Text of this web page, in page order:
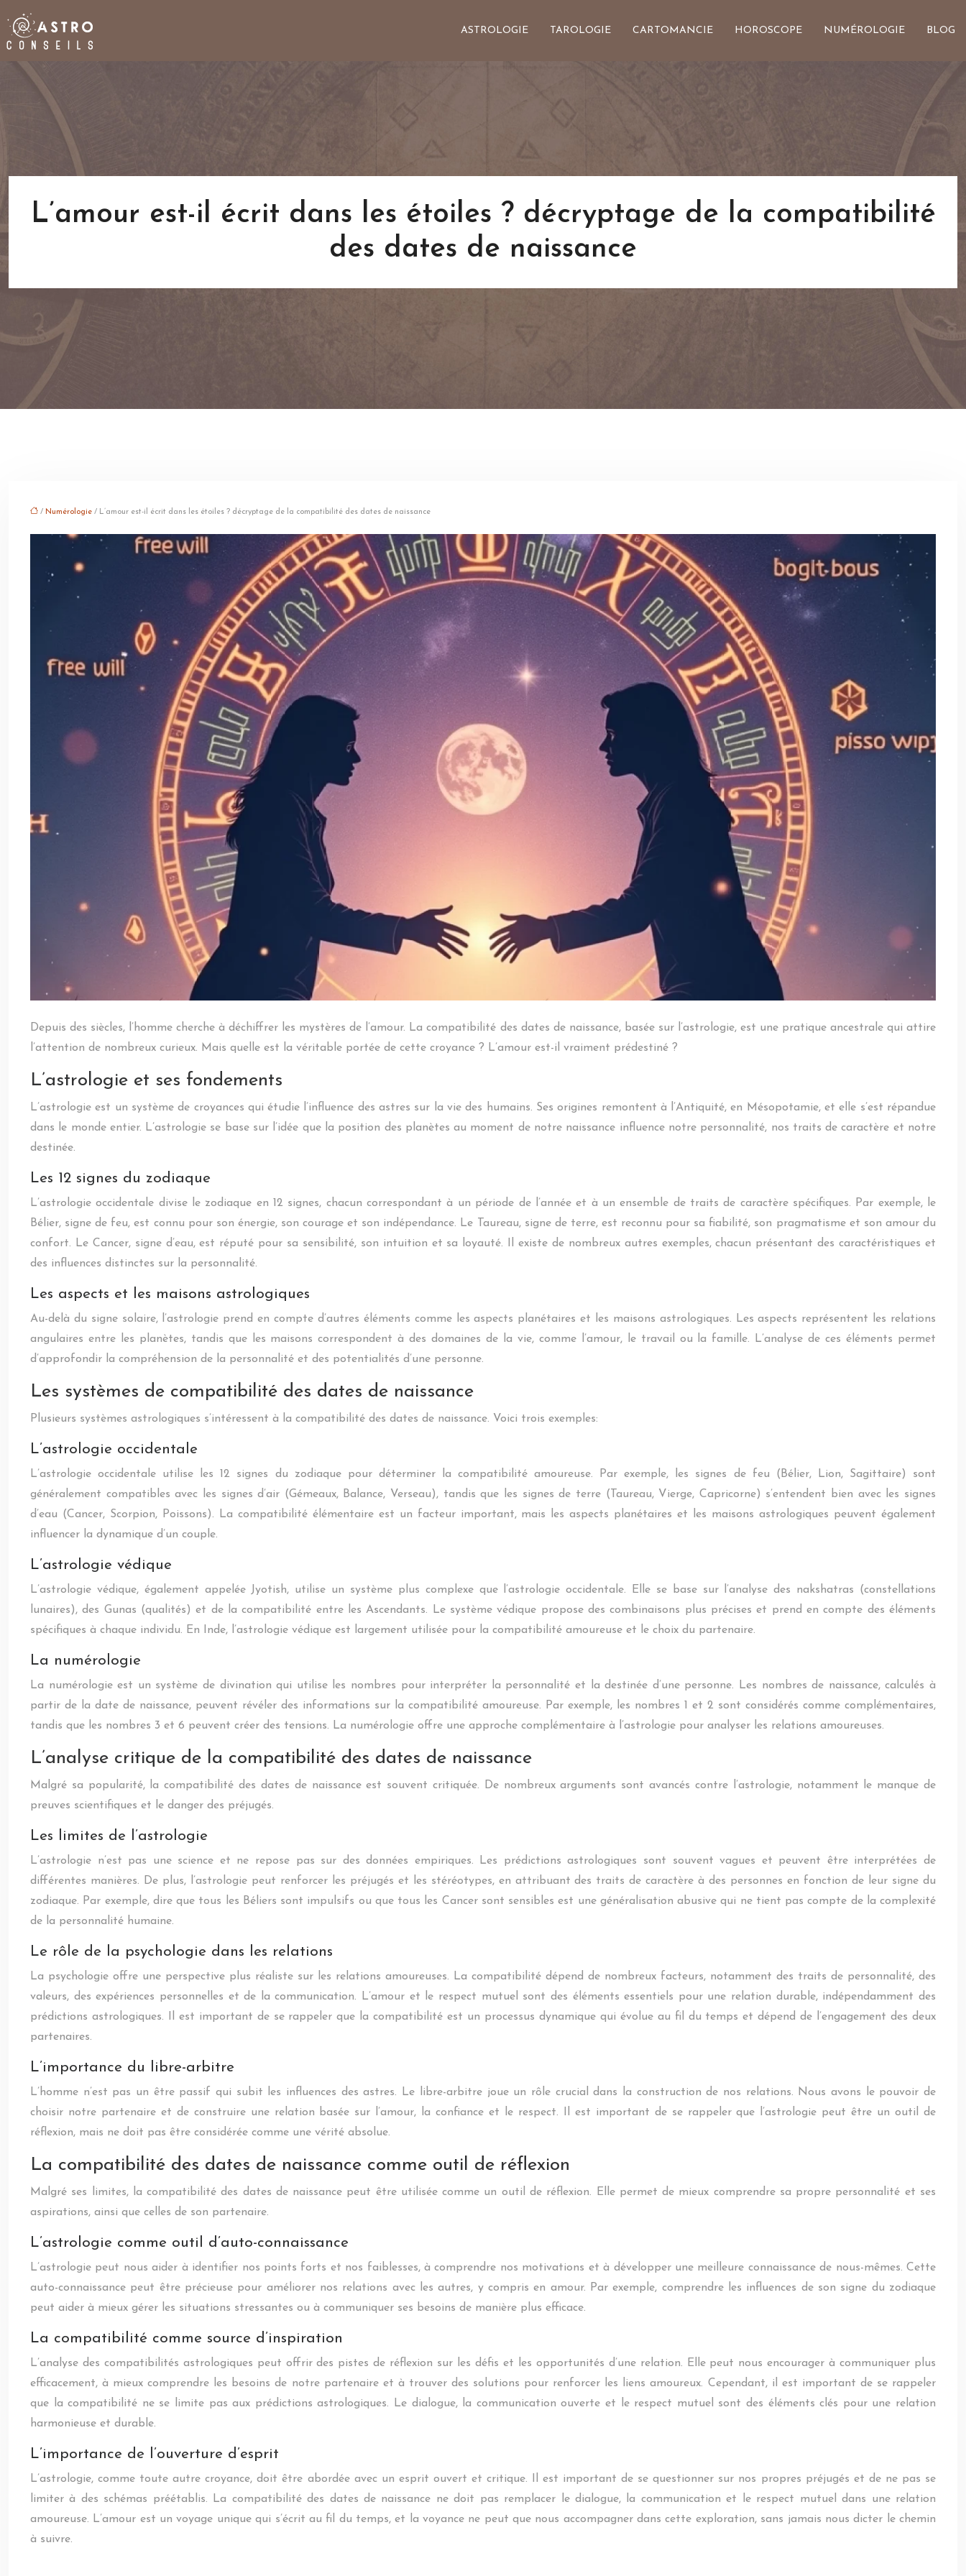
ASTROLOGIE TAROLOGIE CARTOMANCIE HOROSCOPE NUMÉROLOGIE BLOG
L’amour est-il écrit dans les étoiles ? décryptage de la compatibilité
des dates de naissance
/ Numérologie / L’amour est-il écrit dans les étoiles ? décryptage de la compatibilité des dates de naissance
Depuis des siècles, l’homme cherche à déchiffrer les mystères de l’amour. La compatibilité des dates de naissance, basée sur l’astrologie, est une pratique ancestrale qui attire
l’attention de nombreux curieux. Mais quelle est la véritable portée de cette croyance ? L’amour est-il vraiment prédestiné ?
L’astrologie et ses fondements
L’astrologie est un système de croyances qui étudie l’influence des astres sur la vie des humains. Ses origines remontent à l’Antiquité, en Mésopotamie, et elle s’est répandue
dans le monde entier. L’astrologie se base sur l’idée que la position des planètes au moment de notre naissance influence notre personnalité, nos traits de caractère et notre
destinée.
Les 12 signes du zodiaque
L’astrologie occidentale divise le zodiaque en 12 signes, chacun correspondant à un période de l’année et à un ensemble de traits de caractère spécifiques. Par exemple, le
Bélier, signe de feu, est connu pour son énergie, son courage et son indépendance. Le Taureau, signe de terre, est reconnu pour sa fiabilité, son pragmatisme et son amour du
confort. Le Cancer, signe d’eau, est réputé pour sa sensibilité, son intuition et sa loyauté. Il existe de nombreux autres exemples, chacun présentant des caractéristiques et
des influences distinctes sur la personnalité.
Les aspects et les maisons astrologiques
Au-delà du signe solaire, l’astrologie prend en compte d’autres éléments comme les aspects planétaires et les maisons astrologiques. Les aspects représentent les relations
angulaires entre les planètes, tandis que les maisons correspondent à des domaines de la vie, comme l’amour, le travail ou la famille. L’analyse de ces éléments permet
d’approfondir la compréhension de la personnalité et des potentialités d’une personne.
Les systèmes de compatibilité des dates de naissance
Plusieurs systèmes astrologiques s’intéressent à la compatibilité des dates de naissance. Voici trois exemples:
L’astrologie occidentale
L’astrologie occidentale utilise les 12 signes du zodiaque pour déterminer la compatibilité amoureuse. Par exemple, les signes de feu (Bélier, Lion, Sagittaire) sont
généralement compatibles avec les signes d’air (Gémeaux, Balance, Verseau), tandis que les signes de terre (Taureau, Vierge, Capricorne) s’entendent bien avec les signes
d’eau (Cancer, Scorpion, Poissons). La compatibilité élémentaire est un facteur important, mais les aspects planétaires et les maisons astrologiques peuvent également
influencer la dynamique d’un couple.
L’astrologie védique
L’astrologie védique, également appelée Jyotish, utilise un système plus complexe que l’astrologie occidentale. Elle se base sur l’analyse des nakshatras (constellations
lunaires), des Gunas (qualités) et de la compatibilité entre les Ascendants. Le système védique propose des combinaisons plus précises et prend en compte des éléments
spécifiques à chaque individu. En Inde, l’astrologie védique est largement utilisée pour la compatibilité amoureuse et le choix du partenaire.
La numérologie
La numérologie est un système de divination qui utilise les nombres pour interpréter la personnalité et la destinée d’une personne. Les nombres de naissance, calculés à
partir de la date de naissance, peuvent révéler des informations sur la compatibilité amoureuse. Par exemple, les nombres 1 et 2 sont considérés comme complémentaires,
tandis que les nombres 3 et 6 peuvent créer des tensions. La numérologie offre une approche complémentaire à l’astrologie pour analyser les relations amoureuses.
L’analyse critique de la compatibilité des dates de naissance
Malgré sa popularité, la compatibilité des dates de naissance est souvent critiquée. De nombreux arguments sont avancés contre l’astrologie, notamment le manque de
preuves scientifiques et le danger des préjugés.
Les limites de l’astrologie
L’astrologie n’est pas une science et ne repose pas sur des données empiriques. Les prédictions astrologiques sont souvent vagues et peuvent être interprétées de
différentes manières. De plus, l’astrologie peut renforcer les préjugés et les stéréotypes, en attribuant des traits de caractère à des personnes en fonction de leur signe du
zodiaque. Par exemple, dire que tous les Béliers sont impulsifs ou que tous les Cancer sont sensibles est une généralisation abusive qui ne tient pas compte de la complexité
de la personnalité humaine.
Le rôle de la psychologie dans les relations
La psychologie offre une perspective plus réaliste sur les relations amoureuses. La compatibilité dépend de nombreux facteurs, notamment des traits de personnalité, des
valeurs, des expériences personnelles et de la communication. L’amour et le respect mutuel sont des éléments essentiels pour une relation durable, indépendamment des
prédictions astrologiques. Il est important de se rappeler que la compatibilité est un processus dynamique qui évolue au fil du temps et dépend de l’engagement des deux
partenaires.
L’importance du libre-arbitre
L’homme n’est pas un être passif qui subit les influences des astres. Le libre-arbitre joue un rôle crucial dans la construction de nos relations. Nous avons le pouvoir de
choisir notre partenaire et de construire une relation basée sur l’amour, la confiance et le respect. Il est important de se rappeler que l’astrologie peut être un outil de
réflexion, mais ne doit pas être considérée comme une vérité absolue.
La compatibilité des dates de naissance comme outil de réflexion
Malgré ses limites, la compatibilité des dates de naissance peut être utilisée comme un outil de réflexion. Elle permet de mieux comprendre sa propre personnalité et ses
aspirations, ainsi que celles de son partenaire.
L’astrologie comme outil d’auto-connaissance
L’astrologie peut nous aider à identifier nos points forts et nos faiblesses, à comprendre nos motivations et à développer une meilleure connaissance de nous-mêmes. Cette
auto-connaissance peut être précieuse pour améliorer nos relations avec les autres, y compris en amour. Par exemple, comprendre les influences de son signe du zodiaque
peut aider à mieux gérer les situations stressantes ou à communiquer ses besoins de manière plus efficace.
La compatibilité comme source d’inspiration
L’analyse des compatibilités astrologiques peut offrir des pistes de réflexion sur les défis et les opportunités d’une relation. Elle peut nous encourager à communiquer plus
efficacement, à mieux comprendre les besoins de notre partenaire et à trouver des solutions pour renforcer les liens amoureux. Cependant, il est important de se rappeler
que la compatibilité ne se limite pas aux prédictions astrologiques. Le dialogue, la communication ouverte et le respect mutuel sont des éléments clés pour une relation
harmonieuse et durable.
L’importance de l’ouverture d’esprit
L’astrologie, comme toute autre croyance, doit être abordée avec un esprit ouvert et critique. Il est important de se questionner sur nos propres préjugés et de ne pas se
limiter à des schémas préétablis. La compatibilité des dates de naissance ne doit pas remplacer le dialogue, la communication et le respect mutuel dans une relation
amoureuse. L’amour est un voyage unique qui s’écrit au fil du temps, et la voyance ne peut que nous accompagner dans cette exploration, sans jamais nous dicter le chemin
à suivre.